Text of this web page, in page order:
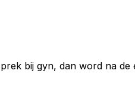
bij gyn, dan word na